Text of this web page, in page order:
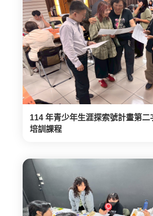
114 年青少年生涯探索號計畫第二
培訓課程